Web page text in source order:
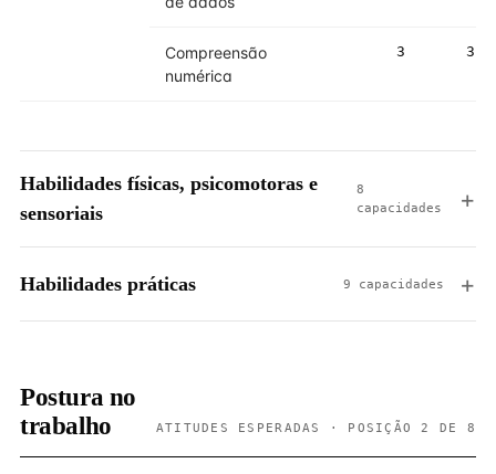
Compreensão
numérica
3 3
Habilidades físicas, psicomotoras e
sensoriais
8
capacidades
Habilidades práticas 9 capacidades
Postura no
trabalho
ATITUDES ESPERADAS · POSIÇÃO 2 DE 8